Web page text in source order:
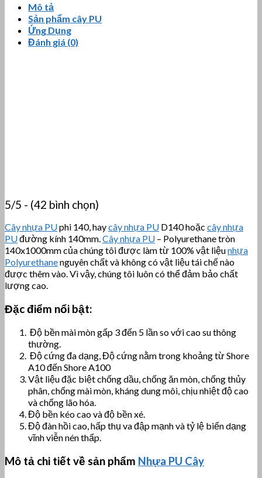
Mô tả
Sản phẩm cây PU
Ứng Dụng
Đánh giá (0)
5/5 - (42 bình chọn)
Cây nhựa PUphi 140, haycây nhựa PU D140 hoặc cây nhựa
PUđường kính 140mm.Cây nhựa PU – Polyurethane tròn
140x1000mm của chúng tôi được làm từ 100% vật liệunhựa
Polyurethanenguyên chất và không có vật liệu tái chế nào
được thêm vào. Vì vậy, chúng tôi luôn có thể đảm bảo chất
lượng cao.
Đặc điểm nổi bật:
Độ bền mài mòn gấp 3 đến 5 lần so với cao su thông
thường.
Độ cứng đa dạng, Độ cứng nằm trong khoảng từ Shore
A10 đến Shore A100
Vật liệu đặc biệt chống dầu, chống ăn mòn, chống thủy
phân, chống mài mòn, kháng dung môi, chịu nhiệt độ cao
và chống lão hóa.
Độ bền kéo cao và độ bền xé.
Độ đàn hồi cao, hấp thụ va đập mạnh và tỷ lệ biến dạng
vĩnh viễn nén thấp.
Mô tả chi tiết về sản phẩm Nhựa PU Cây